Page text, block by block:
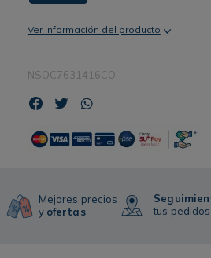
Ver información del producto
NSOC7631416CO
Mejores precios
y ofertas
tus pedidos